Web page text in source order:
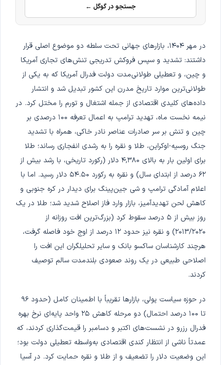
جستجو در گوگل ←
در مهر ۱۴۰۴، بازارهای جهانی تحت سلطه دو موضوع اصلی قرار
داشتند: تشدید و سپس فروکش تدریجی تنش‌های تجاری آمریکا
و چین، و تعطیلی طولانی‌مدت دولت فدرال آمریکا که به یکی از
طولانی‌ترین موارد تاریخ مدرن این کشور تبدیل شد و انتشار
داده‌های کلیدی اقتصادی از جمله اشتغال و تورم را مختل کرد. در
نیمه نخست ماه، تهدید ترامپ به اعمال تعرفه ۱۰۰ درصدی بر
چین و تنش بر سر صادرات عناصر نادر خاکی، همراه با تشدید
جنگ روسیه-اوکراین، طلا و نقره را به رشدی انفجاری رساند؛ طلا
برای اولین بار به بالای ۴,۳۸۰ دلار (رکورد تاریخی، با رشد بیش از
۶۲ درصد از ابتدای سال) و نقره به رکورد ۵۴.۵۰ دلار رسید. اما با
اعلام آمادگی ترامپ و شی جین‌پینگ برای دیدار در کره جنوبی و
کاهش لحن تهدیدآمیز، بازار وارد فاز اصلاح شدید شد؛ طلا در یک
روز بیش از ۵ درصد سقوط کرد (بزرگ‌ترین افت روزانه از
۲۰۱۳/۲۰۲۰) و نقره نیز حدود ۱۲ درصد از اوج خود فاصله گرفت،
هرچند کارشناسان ساکسو بانک و سایر تحلیلگران این افت را
اصلاحی طبیعی در یک روند صعودی بلندمدت سالم توصیف
کردند.
در حوزه سیاست پولی، بازارها تقریباً با اطمینان کامل (حدود ۹۶
تا ۱۰۰ درصد احتمال) دو مرحله کاهش ۲۵ واحد پایه‌ای نرخ بهره
فدرال رزرو در نشست‌های اکتبر و دسامبر را قیمت‌گذاری کردند، که
عمدتاً ناشی از انتظار کندی اقتصادی به‌واسطه تعطیلی دولت بود؛
این وضعیت دلار را تضعیف و از طلا و نقره حمایت کرد. در آسیا